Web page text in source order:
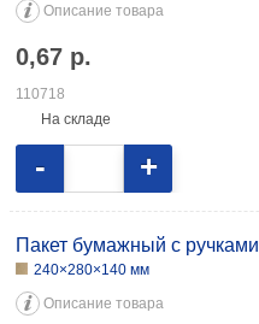
Описание товара
0,67 р.
110718
На складе
- +
Пакет бумажный с ручками
240×280×140 мм
Описание товара